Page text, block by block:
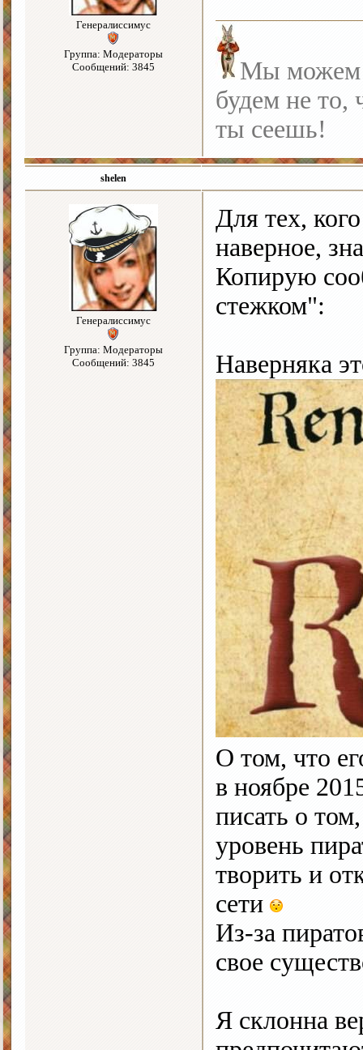
Генералиссимус
Группа: Модераторы
Сообщений: 3845
Мы можем
будем не то,
ты сеешь!
shelen
Генералиссимус
Группа: Модераторы
Сообщений: 3845
Для тех,
наверное,
Копирую
стежком":
Наверняка
О том, что
в ноябре
писать о
уровень
творить и
сети
Из-за
свое
Я склонна